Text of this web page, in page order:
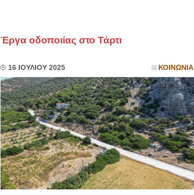
Έργα οδοποιίας στο Τάρτι
16 ΙΟΥΛΙΟΥ 2025 ΚΟΙΝΩΝΙΑ